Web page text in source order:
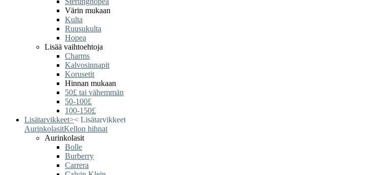
Värin mukaan
Kulta
Ruusukulta
Hopea
Lisää vaihtoehtoja
Charms
Kalvosinnapit
Korusetit
Hinnan mukaan
50£ tai vähemmän
50-100£
100-150£
Lisätarvikkeet>< Lisätarvikkeet
AurinkolasitKellon hihnat
Aurinkolasit
Bolle
Burberry
Carrera